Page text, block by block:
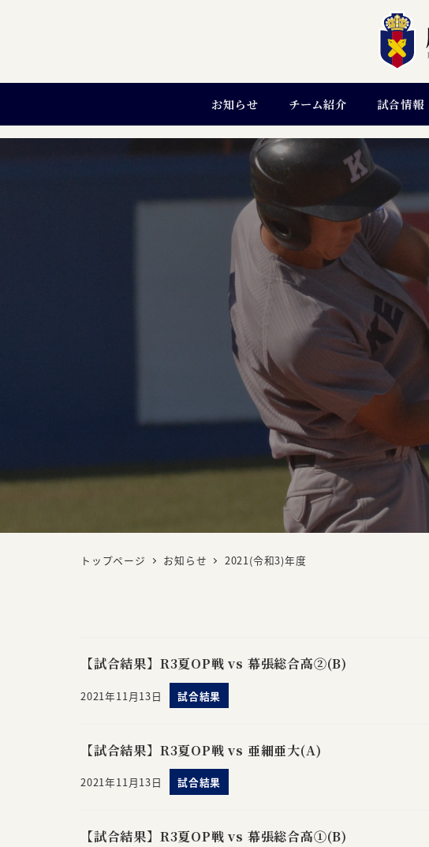
お知らせ チーム紹介 試合情報
トップページ お知らせ 2021(令和3)年度
【試合結果】R3夏OP戦 vs 幕張総合高②(B)
2021年11月13日 試合結果
【試合結果】R3夏OP戦 vs 亜細亜大(A)
2021年11月13日 試合結果
【試合結果】R3夏OP戦 vs 幕張総合高①(B)